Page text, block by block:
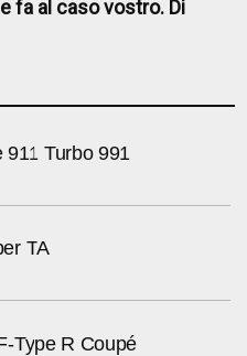
fa al caso vostro. Di
911 Turbo 991
TA
Type R Coupé